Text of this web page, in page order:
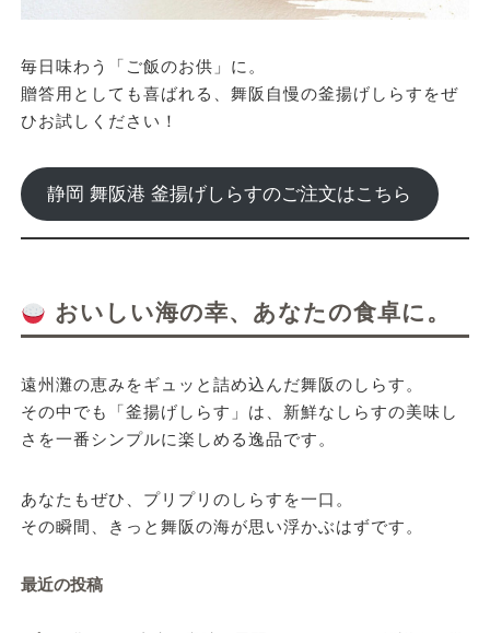
毎日味わう「ご飯のお供」に。
贈答用としても喜ばれる、舞阪自慢の釜揚げしらすをぜ
ひお試しください！
静岡 舞阪港 釜揚げしらすのご注文はこちら
おいしい海の幸、あなたの食卓に。
遠州灘の恵みをギュッと詰め込んだ舞阪のしらす。
その中でも「釜揚げしらす」は、新鮮なしらすの美味し
さを一番シンプルに楽しめる逸品です。
あなたもぜひ、プリプリのしらすを一口。
その瞬間、きっと舞阪の海が思い浮かぶはずです。
最近の投稿